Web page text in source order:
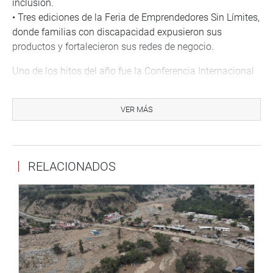
inclusión.
• Tres ediciones de la Feria de Emprendedores Sin Límites,
donde familias con discapacidad expusieron sus
productos y fortalecieron sus redes de negocio.
Uno de los hitos del año fue la Conferencia Internacional
dedicada al trastorno del espectro autista,
complementada por mesas técnicas, actividades
calidad de los desayunos escolares, exigió el
cumplimiento del Servicio de Apoyo Educativo (SAE) y
verificó condiciones de accesibilidad en instituciones
clave, como el CEBE N.° 1 de Pucallpa y el nuevo
Aeropuerto Internacional Jorge Chávez.
Bajo el lema “Te escucho, te incluyo y te represento”, se
llevó a cabo una campaña cívica emblemática que brindó
VER MÁS
RELACIONADOS